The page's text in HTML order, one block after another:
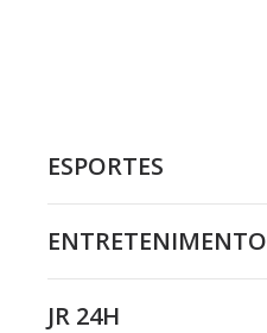
ESPORTES
ENTRETENIMENTO
JR 24H